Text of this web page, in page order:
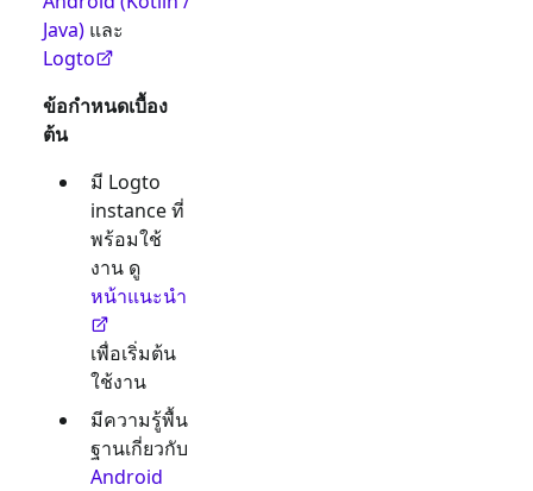
Java) และ
Logto
ข้อกำหนดเบื้อง
ต้น
มี Logto
instance ที่
พร้อมใช้
งาน ดู
หน้าแนะนำ
เพื่อเริ่มต้น
ใช้งาน
มีความรู้พื้น
ฐานเกี่ยวกับ
Android